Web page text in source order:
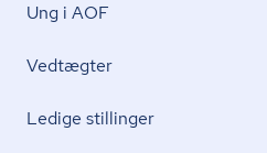
Ung i AOF
Vedtægter
Ledige stillinger